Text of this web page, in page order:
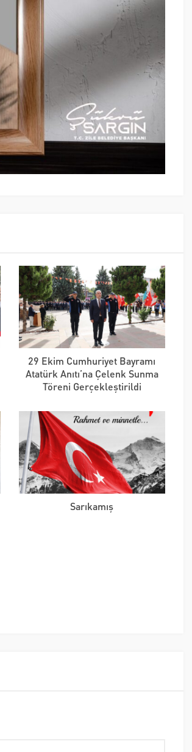
29 Ekim Cumhuriyet Bayramı
Atatürk Anıtı’na Çelenk Sunma
Töreni Gerçekleştirildi
Sarıkamış